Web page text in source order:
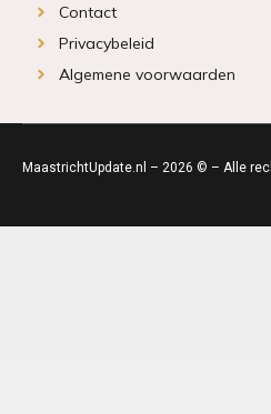
Contact
Privacybeleid
Algemene voorwaarden
MaastrichtUpdate.nl – 2026 © – Alle